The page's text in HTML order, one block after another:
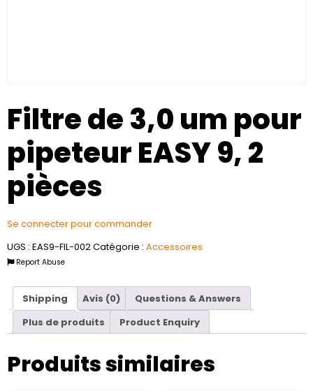
Filtre de 3,0 um pour
pipeteur EASY 9, 2
pièces
Se connecter pour commander
UGS : EAS9-FIL-002Catégorie : Accessoires
Report Abuse
Shipping Avis (0)
Questions & Answers
Plus de produits
Product Enquiry
Produits similaires